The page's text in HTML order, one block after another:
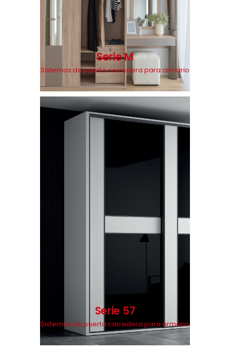
Serie M
Sistemas de puerta corredera para armario
Serie 57
Sistemas de puerta corredera para armario